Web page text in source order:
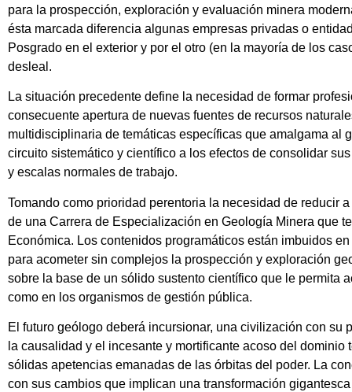
para la prospección, exploración y evaluación minera
ésta marcada diferencia algunas empresas privadas o
Posgrado en el exterior y por el otro (en la mayoría de los
desleal.
La situación precedente define la necesidad de formar
consecuente apertura de nuevas fuentes de recursos
multidisciplinaria de temáticas específicas que amalgama al
circuito sistemático y científico a los efectos de consolidar
y escalas normales de trabajo.
Tomando como prioridad perentoria la necesidad de reducir
de una Carrera de Especialización en Geología Minera que
Económica. Los contenidos programáticos están imbuidos
para acometer sin complejos la prospección y exploración
sobre la base de un sólido sustento científico que le permita
como en los organismos de gestión pública.
El futuro geólogo deberá incursionar, una civilización con
la causalidad y el incesante y mortificante acoso del
sólidas apetencias emanadas de las órbitas del poder. La
con sus cambios que implican una transformación